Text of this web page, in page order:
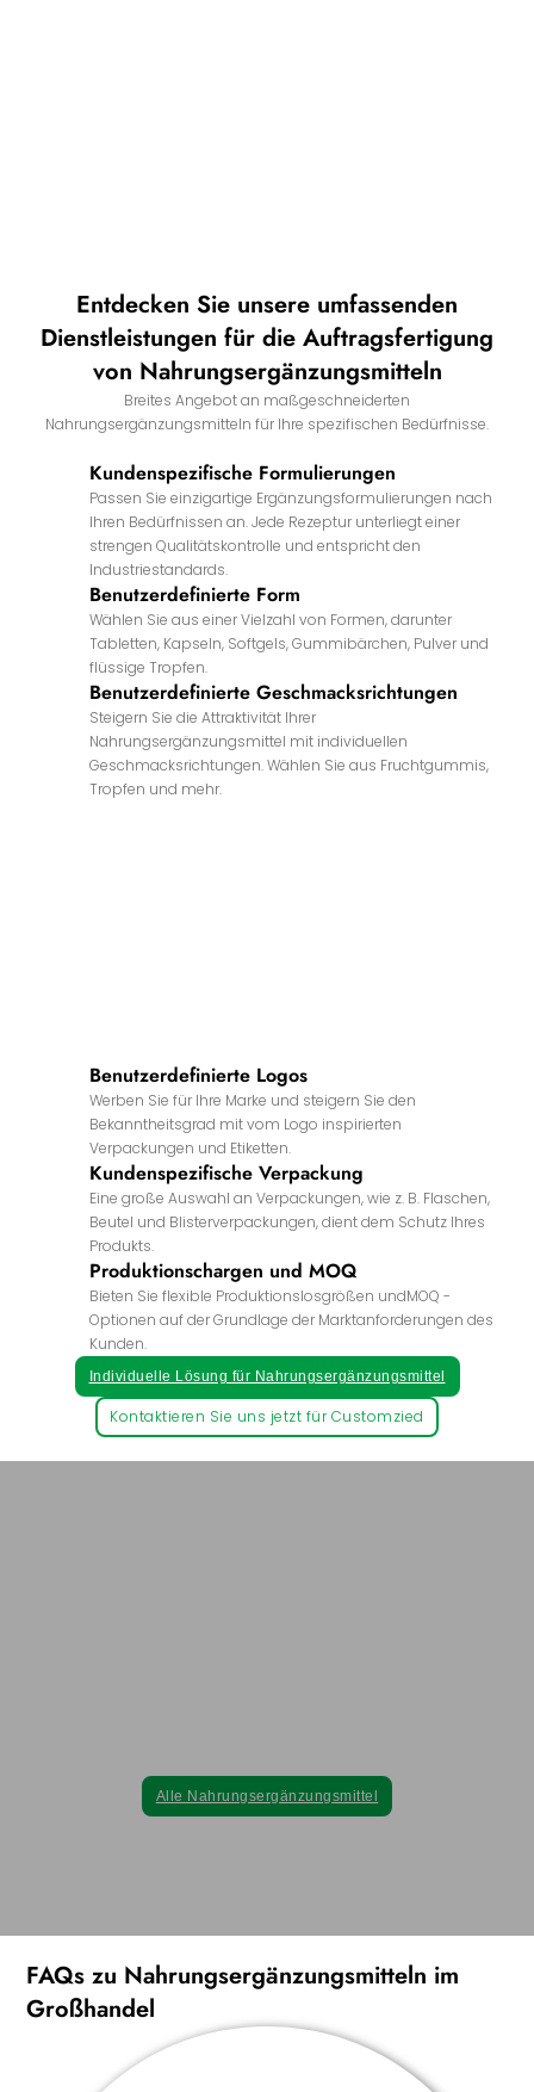
Entdecken Sie unsere umfassenden
Dienstleistungen für die Auftragsfertigung
von Nahrungsergänzungsmitteln
Breites Angebot an maßgeschneiderten
Nahrungsergänzungsmitteln für Ihre spezifischen Bedürfnisse.
Kundenspezifische Formulierungen
Passen Sie einzigartige Ergänzungsformulierungen nach
Ihren Bedürfnissen an. Jede Rezeptur unterliegt einer
strengen Qualitätskontrolle und entspricht den
Industriestandards.
Benutzerdefinierte Form
Wählen Sie aus einer Vielzahl von Formen, darunter
Tabletten, Kapseln, Softgels, Gummibärchen, Pulver und
flüssige Tropfen.
Benutzerdefinierte Geschmacksrichtungen
Steigern Sie die Attraktivität Ihrer
Nahrungsergänzungsmittel mit individuellen
Geschmacksrichtungen. Wählen Sie aus Fruchtgummis,
Tropfen und mehr.
Benutzerdefinierte Logos
Werben Sie für Ihre Marke und steigern Sie den
Bekanntheitsgrad mit vom Logo inspirierten
Verpackungen und Etiketten.
Kundenspezifische Verpackung
Eine große Auswahl an Verpackungen, wie z. B. Flaschen,
Beutel und Blisterverpackungen, dient dem Schutz Ihres
Produkts.
Produktionschargen und MOQ
Bieten Sie flexible Produktionslosgrößen undMOQ -
Optionen auf der Grundlage der Marktanforderungen des
Kunden.
Individuelle Lösung für Nahrungsergänzungsmittel
Kontaktieren Sie uns jetzt für Customzied
Alle Nahrungsergänzungsmittel
FAQs zu Nahrungsergänzungsmitteln im
Großhandel